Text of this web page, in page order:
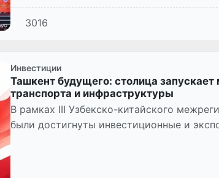
сфере информацио...
3016
Инвестиции
Ташкент будущего: столица
транспорта и инфраструктуры
В рамках III Узбекско-китайского
были достигнуты инвестиционные и